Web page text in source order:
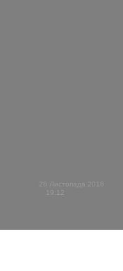
28 Листопада 2018
19:12